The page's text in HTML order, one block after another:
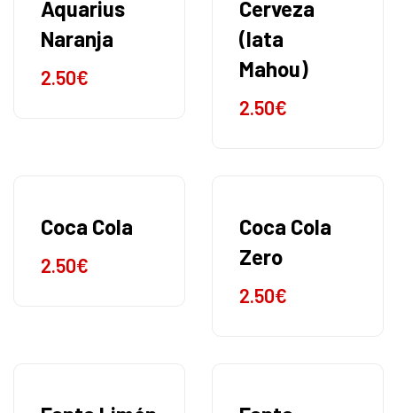
Aquarius
Naranja
2.50€
Cerveza
(lata
Mahou)
2.50€
Coca Cola
2.50€
Coca Cola
Zero
2.50€